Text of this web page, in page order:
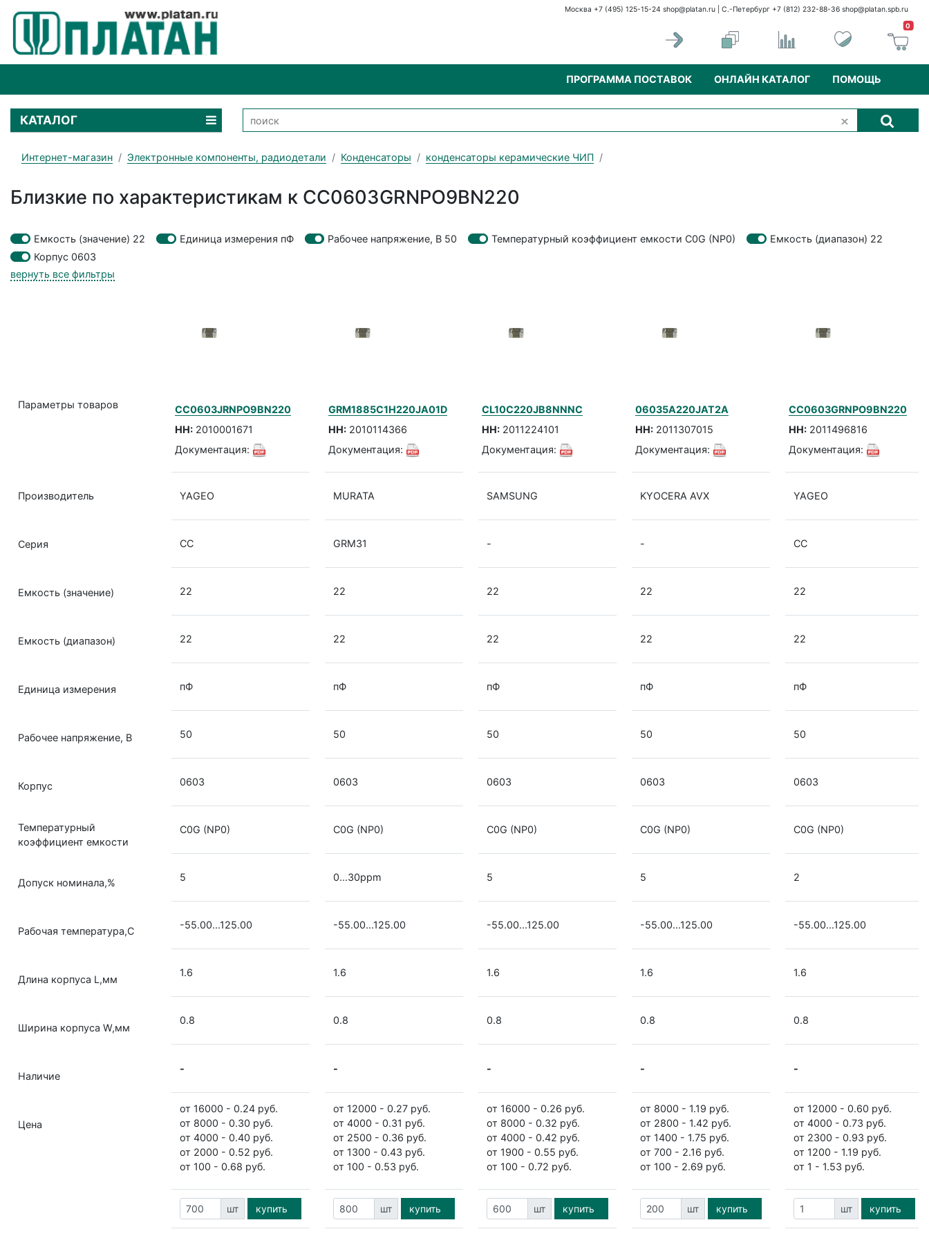
Москва +7 (495) 125-15-24 shop@platan.ru | С.-Петербург +7 (812) 232-88-36 shop@platan.spb.ru
0
ПРОГРАММА ПОСТАВОК ОНЛАЙН КАТАЛОГ ПОМОЩЬ
КАТАЛОГ
Интернет-магазин Электронные компоненты, радиодетали Конденсаторы конденсаторы керамические ЧИП
Близкие по характеристикам к CC0603GRNPO9BN220
Емкость (значение) 22 Единица измерения пФ Рабочее напряжение, В 50 Температурный коэффициент емкости C0G (NP0)
Емкость (диапазон) 22
Корпус 0603
вернуть все фильтры
Параметры товаров
CC0603JRNPO9BN220
НН:2010001671
Документация:
GRM1885C1H220JA01D
НН:2010114366
Документация:
CL10C220JB8NNNC
НН:2011224101
Документация:
06035A220JAT2A
НН:2011307015
Документация:
CC0603GRNPO9BN220
НН:2011496816
Документация:
Производитель
Серия
Емкость (значение)
Емкость (диапазон)
Единица измерения
Рабочее напряжение, В
Корпус
Температурный
коэффициент емкости
Допуск номинала,%
Рабочая температура,С
Длина корпуса L,мм
Ширина корпуса W,мм
Наличие
Цена
YAGEO
CC
22
22
пФ
50
0603
C0G (NP0)
5
-55.00...125.00
1.6
0.8
-
от 16000 - 0.24 руб.
от 8000 - 0.30 руб.
от 4000 - 0.40 руб.
от 2000 - 0.52 руб.
от 100 - 0.68 руб.
шт купить
MURATA
GRM31
22
22
пФ
50
0603
C0G (NP0)
0...30ppm
-55.00...125.00
1.6
0.8
-
от 12000 - 0.27 руб.
от 4000 - 0.31 руб.
от 2500 - 0.36 руб.
от 1300 - 0.43 руб.
от 100 - 0.53 руб.
шт купить
SAMSUNG
-
22
22
пФ
50
0603
C0G (NP0)
5
-55.00...125.00
1.6
0.8
-
от 16000 - 0.26 руб.
от 8000 - 0.32 руб.
от 4000 - 0.42 руб.
от 1900 - 0.55 руб.
от 100 - 0.72 руб.
шт купить
KYOCERA AVX
-
22
22
пФ
50
0603
C0G (NP0)
5
-55.00...125.00
1.6
0.8
-
от 8000 - 1.19 руб.
от 2800 - 1.42 руб.
от 1400 - 1.75 руб.
от 700 - 2.16 руб.
от 100 - 2.69 руб.
шт купить
YAGEO
CC
22
22
пФ
50
0603
C0G (NP0)
2
-55.00...125.00
1.6
0.8
-
от 12000 - 0.60 руб.
от 4000 - 0.73 руб.
от 2300 - 0.93 руб.
от 1200 - 1.19 руб.
от 1 - 1.53 руб.
шт купить